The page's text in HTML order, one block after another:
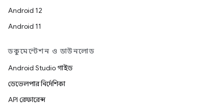
Android 12
Android 11
ডকুমেন্টেশন ও ডাউনলোড
Android Studio গাইড
ডেভেলপার নির্দেশিকা
API রেফারেন্স